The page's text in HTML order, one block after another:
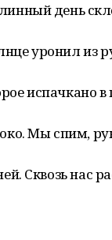
день
уронил из
испачкано в
Мы спим,
Сквозь нас